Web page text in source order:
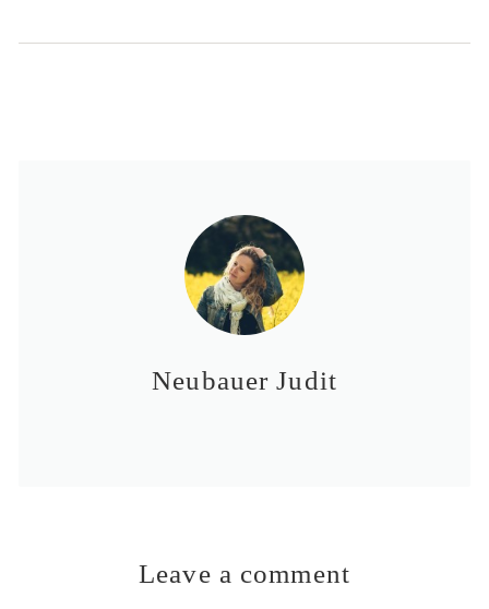
Neubauer Judit
Leave a comment